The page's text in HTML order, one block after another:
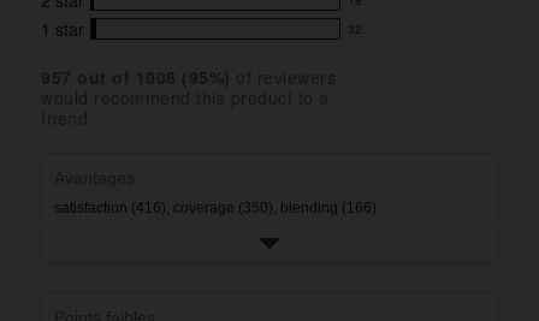
stars
star
rating.
4
reviews
with
18
reviews
1 star 32
32
satisfaction (416), coverage (350), blending (166)